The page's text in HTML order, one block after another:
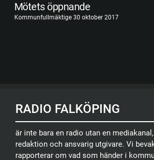
Mötets öppnande
Kommunfullmäktige 30 oktober 2017
RADIO FALKÖPING
är inte bara en radio utan en
redaktion och ansvarig utgivare. Vi
rapporterar om vad som händer i